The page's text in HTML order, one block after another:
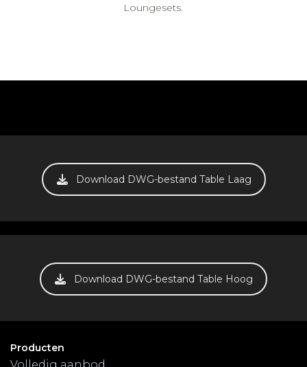
Loungesets.
Download DWG-bestand Table Laag
Download DWG-bestand Table Hoog
Producten